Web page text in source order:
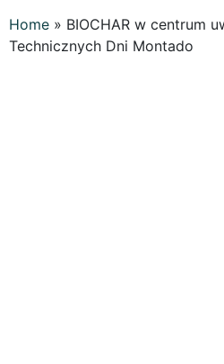
Home » BIOCHAR w centrum
Technicznych Dni Montado